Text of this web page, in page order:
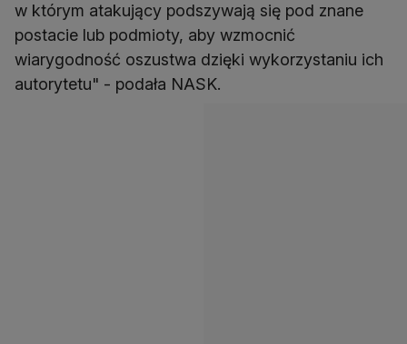
w którym atakujący podszywają się pod znane
postacie lub podmioty, aby wzmocnić
wiarygodność oszustwa dzięki wykorzystaniu ich
autorytetu" - podała NASK.